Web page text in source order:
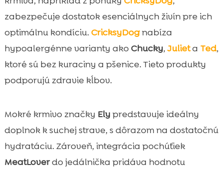
zabezpečuje dostatok esenciálnych živín pre ich
optimálnu kondíciu. CricksyDognabíza
hypoalergénne varianty ako Chucky, Julieta Ted,
ktoré sú bez kuraciny a pšenice. Tieto produkty
podporujú zdravie kĺbov.
Mokré krmivo značky Ely predstavuje ideálny
doplnok k suchej strave, s dôrazom na dostatočnú
hydratáciu. Zároveň, integrácia pochúťiek
MeatLoverdo jedálnička pridáva hodnotu